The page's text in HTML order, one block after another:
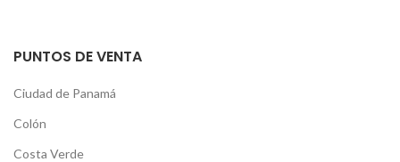
PUNTOS DE VENTA
Ciudad de Panamá
Colón
Costa Verde